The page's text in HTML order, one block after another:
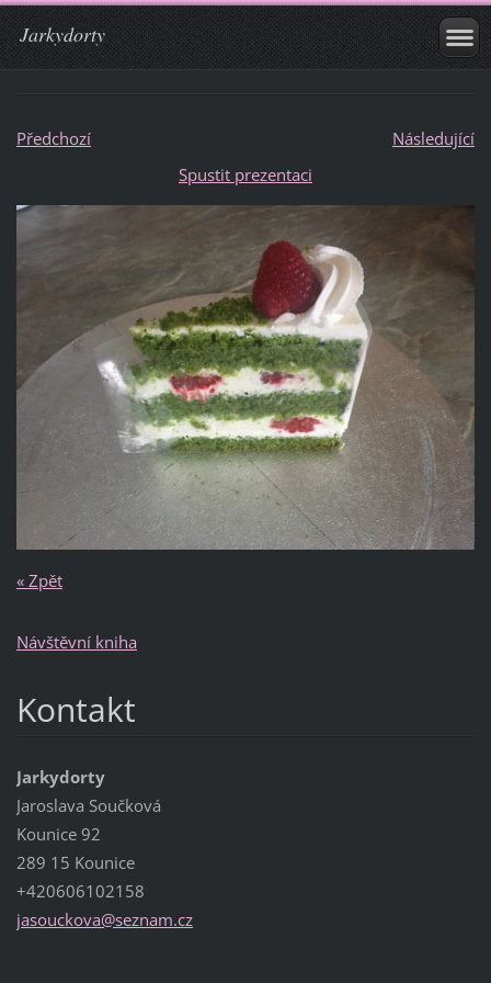
Jarkydorty
Předchozí
Následující
Spustit prezentaci
« Zpět
Návštěvní kniha
Kontakt
Jarkydorty
Jaroslava Součková
Kounice 92
289 15 Kounice
+420606102158
jasouckova@seznam.cz